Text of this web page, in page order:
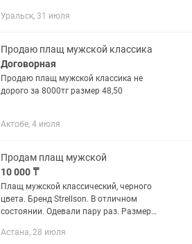
размер.
Уральск, 31 июля
Продаю плащ мужской классика
Договорная
Продаю плащ мужской классика не
дорого за 8000тг размер 48,50
Актобе, 4 июля
Продам плащ мужской
10 000 ₸
Плащ мужской классический, черного
цвета. Бренд Strellson. В отличном
состоянии. Одевали пару раз. Размер
Астана, 28 июля